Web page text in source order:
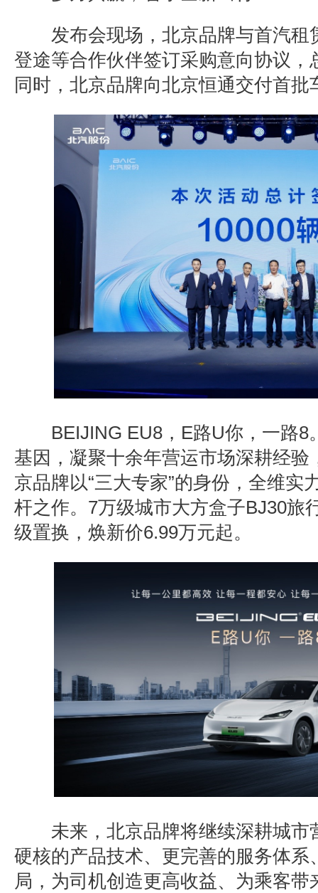
发布会现场，北京品牌与首汽租
登途等合作伙伴签订采购意向协议，
同时，北京品牌向北京恒通交付首批
BEIJING EU8 ， E路U你，一路8
基因，凝聚十余年营运市场深耕经验
京品牌以“三大专家”的身份，全维实
杆之作。 7万级城市大方盒子BJ30旅
级置换，焕新价6.99万元起。
未来，北京品牌将继续深耕城市
硬核的产品技术、更完善的服务体系
局，为司机创造更高收益、为乘客带